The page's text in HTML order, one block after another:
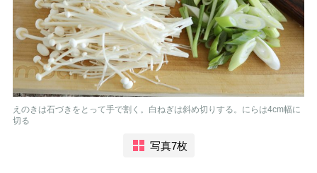
えのきは石づきをとって手で割く。白ねぎは斜め切りする。にらは4cm幅に
切る
写真7枚